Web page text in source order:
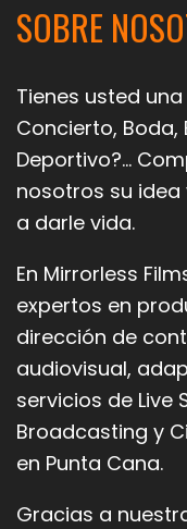
SOBRE
Tienes usted
Concierto, Boda,
Deportivo?…
nosotros su
a darle vida.
En Mirrorless
expertos en
dirección de
audiovisual,
servicios de Live
Broadcasting y
en Punta Cana.
Gracias a